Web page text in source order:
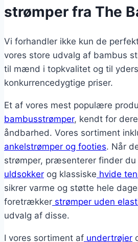
strømper fra The
Vi forhandler ikke kun de
vores store udvalg af bambus
til mænd i topkvalitet og til
konkurrencedygtige priser.
Et af vores mest populære
bambusstrømper, kendt for
åndbarhed. Vores sortiment
ankelstrømper og footies. Når
strømper, præsenterer finder
uldsokker og klassiske hvide
sikrer varme og støtte hele
foretrækker strømper uden
udvalg af disse.
I vores sortiment af undertrøjer